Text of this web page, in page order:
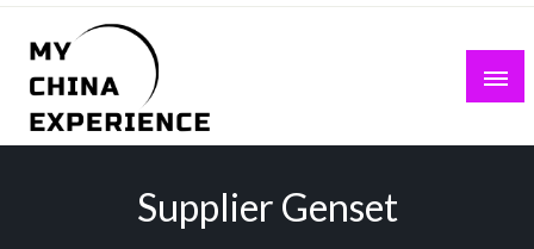
Skip
content
Supplier Genset